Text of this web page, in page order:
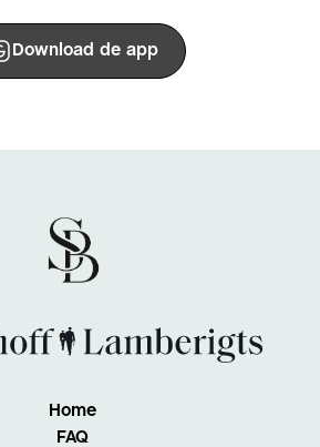
Download de app
Home
FAQ